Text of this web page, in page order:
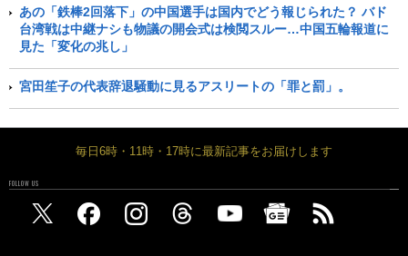
あの「鉄棒2回落下」の中国選手は国内でどう報じられた？ バド
台湾戦は中継ナシも物議の開会式は検閲スルー…中国五輪報道に
見た「変化の兆し」
宮田笙子の代表辞退騒動に見るアスリートの「罪と罰」。
毎日6時・11時・17時に最新記事をお届けします
FOLLOW US